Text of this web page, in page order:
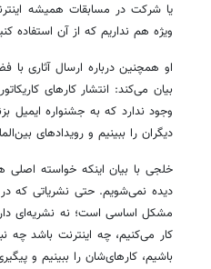
یا شرکت در مسابقات همیشه
ویژه هم نداریم که از آن
او همچنین درباره ارسال آثاری
بیان می‌کند: انتشار کارهای
وجود ندارد که به جشنواره ایمیل
دیگران را ببینیم و رویدادهای
خلجی با بیان اینکه خواسته اصلی
دیده نمی‌شویم. حتی نشریاتی که
مشکل اساسی است؛ نه نشریه‌ای
کار می‌کنیم، چه اینترنت باشد چه
باشیم، کارهای‌شان را ببینیم و